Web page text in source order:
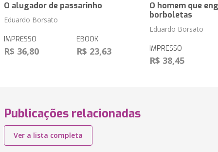
O alugador de passarinho
Eduardo Borsato
IMPRESSO
R$ 36,80
EBOOK
R$ 23,63
O homem que
borboletas
Eduardo Borsato
IMPRESSO
R$ 38,45
Publicações relacionadas
Ver a lista completa